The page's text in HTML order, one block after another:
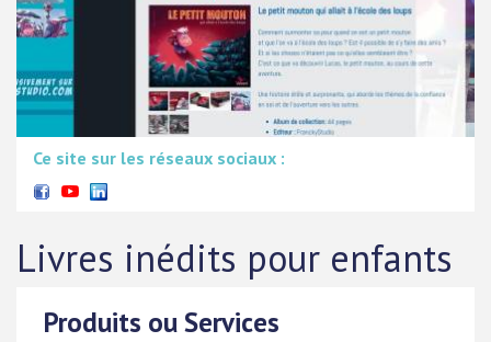
Ce site sur les réseaux sociaux :
Livres inédits pour enfants
Produits ou Services